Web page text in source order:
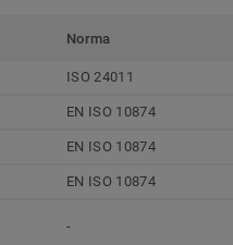
Norma
ISO 24011
EN ISO 10874
EN ISO 10874
EN ISO 10874
-